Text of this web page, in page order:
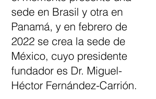
sede en Brasil y otra en
Panamá, y en febrero de
2022 se crea la sede de
México, cuyo presidente
fundador es Dr. Miguel-
Héctor Fernández-Carrión.